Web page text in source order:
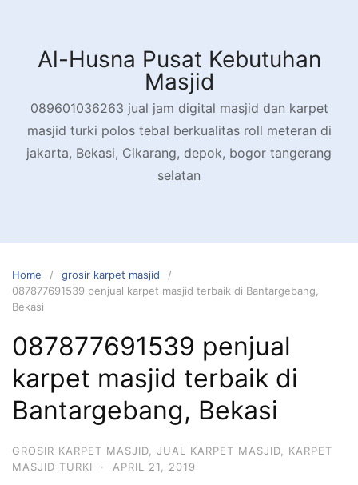
contentAl-Husna Pusat Kebutuhan
Masjid
089601036263 jual jam digital masjid dan karpet
masjid turki polos tebal berkualitas roll meteran di
jakarta, Bekasi, Cikarang, depok, bogor tangerang
selatan
Home
grosir karpet masjid
087877691539 penjual karpet masjid terbaik di Bantargebang,
Bekasi
087877691539 penjual
karpet masjid terbaik di
Bantargebang, Bekasi
GROSIR KARPET MASJID JUAL KARPET MASJID
KARPET
MASJID TURKI
· APRIL 21, 2019